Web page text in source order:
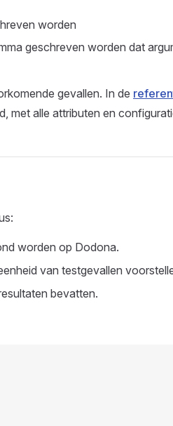
worden
geschreven worden dat
gevallen. In de
met alle attributen en
worden op Dodona.
van testgevallen
bevatten.